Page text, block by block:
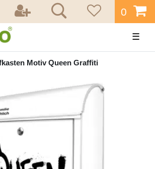
0
☰
Motiv Queen Graffiti